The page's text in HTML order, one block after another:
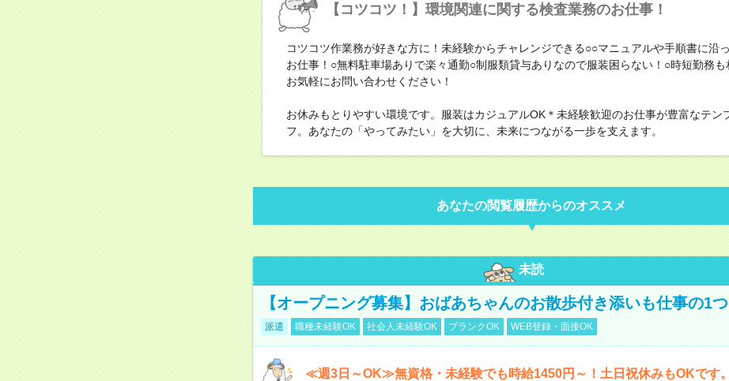
【コツコツ！】環境関連に関する検査業務のお仕事！
コツコツ作業務が好きな方に！未経験からチャレンジできる○○マニュアルや手順書に沿
お仕事！○無料駐車場ありで楽々通勤○制服類貸与ありなので服装困らない！○時短勤務も
お気軽にお問い合わせください！
お休みもとりやすい環境です。服装はカジュアルOK＊未経験歓迎のお仕事が豊富なテン
フ。あなたの「やってみたい」を大切に、未来につながる一歩を支えます。
あなたの閲覧履歴からのオススメ
未読
【オープニング募集】おばあちゃんのお散歩付き添いも仕事の1つ
派遣 職種未経験OK 社会人未経験OK ブランクOK WEB登録・面接OK
≪週3日～OK≫無資格・未経験でも時給1450円～！土日祝休みもOKです。